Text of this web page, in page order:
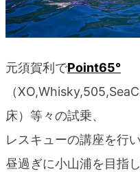
元須賀利でPoint65°
（
床）等々の試乗、
レスキューの講座を行
昼過ぎに小山浦を目指